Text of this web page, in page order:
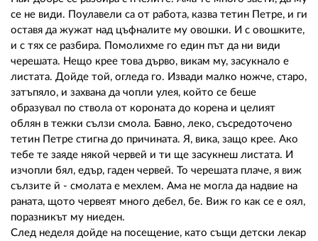
се не види. Поулавели са от работа, казва тетин Петре, и ги
оставя да жужат над цъфналите му овошки. И с овошките,
и с тях се разбира. Помолихме го един път да ни види
черешата. Нещо крее това дърво, викам му, засукнало е
листата. Дойде той, огледа го. Извади малко ножче, старо,
затъпяло, и захвана да чопли улея, който се беше
образувал по ствола от короната до корена и целият
облян в тежки сълзи смола. Бавно, леко, съсредоточено
тетин Петре стигна до причината. Я, вика, защо крее. Ако
тебе те заяде някой червей и ти ще засукнеш листата. И
изчопли бял, едър, гаден червей. То черешата плаче, я виж
сълзите й - смолата е мехлем. Ама не могла да надвие на
раната, щото червеят много дебел, бе. Виж го как се е оял,
поразникът му ниеден.
След неделя дойде на посещение, като същи детски лекар